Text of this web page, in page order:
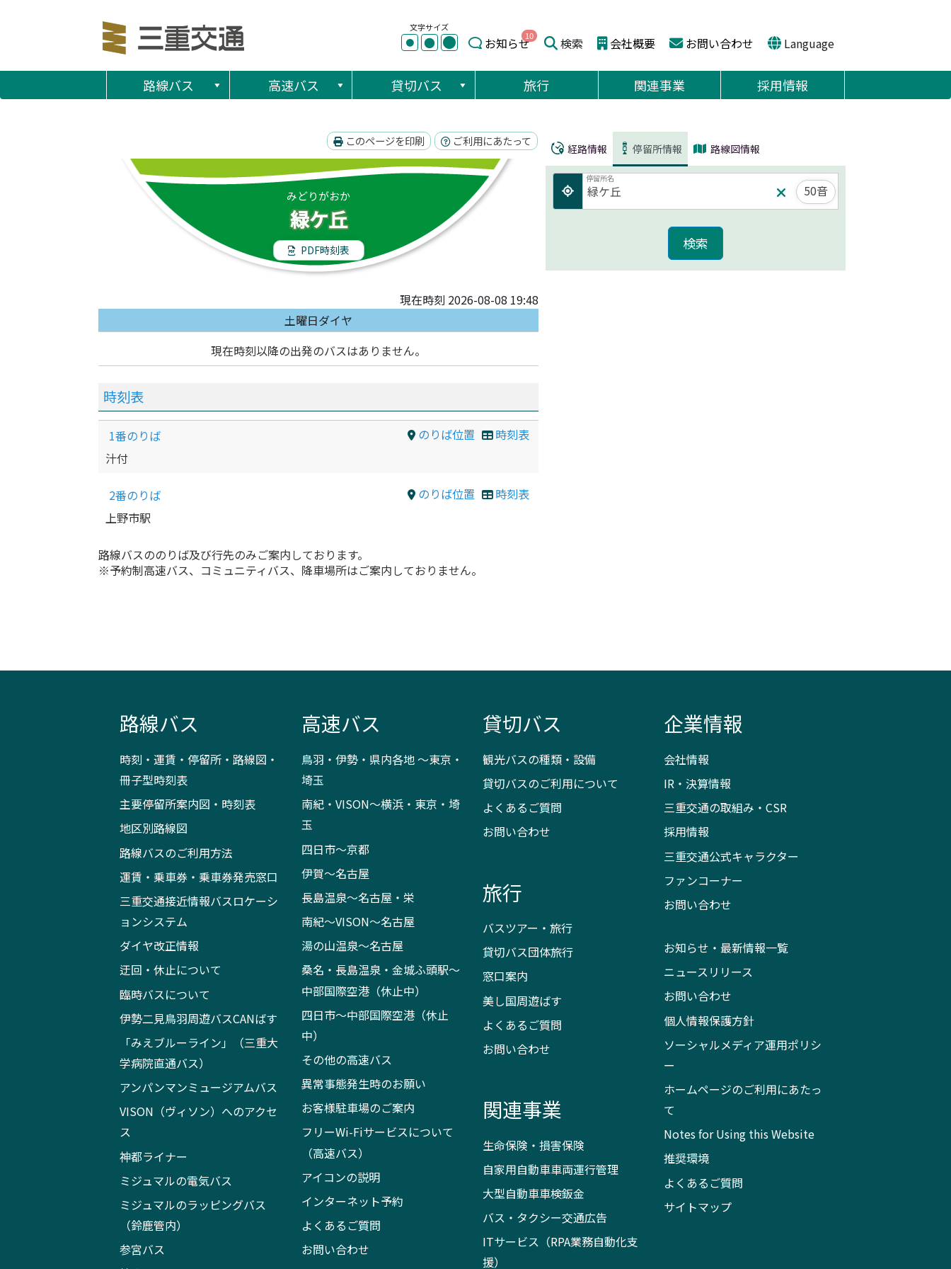
文字サイズ
● ● ● お知らせ10 検索 会社概要 お問い合わせ Language
路線バス 高速バス 貸切バス 旅行 関連事業 採用情報
このページを印刷 ご利用にあたって
みどりがおか
緑ケ丘
PDF時刻表
現在時刻 2026-08-08 19:48
土曜日ダイヤ
現在時刻以降の出発のバスはありません。
時刻表
のりば位置 時刻表
1番のりば
汁付
のりば位置 時刻表
2番のりば
上野市駅
路線バスののりば及び行先のみご案内しております。
※予約制高速バス、コミュニティバス、降車場所はご案内しておりません。
経路情報 停留所情報 路線図情報
停留所名
50音
路線バス
時刻・運賃・停留所・路線図・
冊子型時刻表
主要停留所案内図・時刻表
地区別路線図
路線バスのご利用方法
運賃・乗車券・乗車券発売窓口
三重交通接近情報バスロケーシ
ョンシステム
ダイヤ改正情報
迂回・休止について
臨時バスについて
伊勢二見鳥羽周遊バスCANばす
「みえブルーライン」（三重大
学病院直通バス）
アンパンマンミュージアムバス
VISON（ヴィソン）へのアクセ
ス
神都ライナー
ミジュマルの電気バス
ミジュマルのラッピングバス
（鈴鹿管内）
参宮バス
高速バス
鳥羽・伊勢・県内各地 ～東京・
埼玉
南紀・VISON～横浜・東京・埼
玉
四日市～京都
伊賀～名古屋
長島温泉～名古屋・栄
南紀～VISON～名古屋
湯の山温泉～名古屋
桑名・長島温泉・金城ふ頭駅～
中部国際空港（休止中）
四日市～中部国際空港（休止
中）
その他の高速バス
異常事態発生時のお願い
お客様駐車場のご案内
フリーWi-Fiサービスについて
（高速バス）
アイコンの説明
インターネット予約
よくあるご質問
お問い合わせ
貸切バス
観光バスの種類・設備
貸切バスのご利用について
よくあるご質問
お問い合わせ
旅行
バスツアー・旅行
貸切バス団体旅行
窓口案内
美し国周遊ばす
よくあるご質問
お問い合わせ
関連事業
生命保険・損害保険
自家用自動車車両運行管理
大型自動車車検鈑金
バス・タクシー交通広告
ITサービス（RPA業務自動化支
援）
企業情報
会社情報
IR・決算情報
三重交通の取組み・CSR
採用情報
三重交通公式キャラクター
ファンコーナー
お問い合わせ
お知らせ・最新情報一覧
ニュースリリース
お問い合わせ
個人情報保護方針
ソーシャルメディア運用ポリシ
ー
ホームページのご利用にあたっ
て
Notes for Using this Website
推奨環境
よくあるご質問
サイトマップ